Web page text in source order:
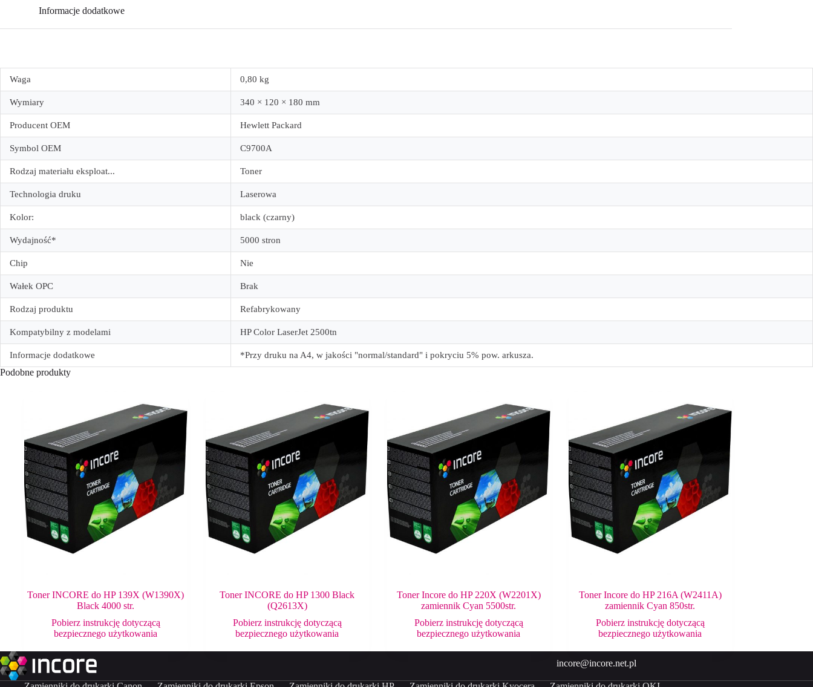
Informacje dodatkowe
Waga 0,80 kg
Wymiary 340 × 120 × 180 mm
Producent OEM Hewlett Packard
Symbol OEM C9700A
Rodzaj materiału eksploat... Toner
Technologia druku Laserowa
Kolor: black (czarny)
Wydajność* 5000 stron
Chip Nie
Wałek OPC Brak
Rodzaj produktu Refabrykowany
Kompatybilny z modelami HP Color LaserJet 2500tn
Informacje dodatkowe *Przy druku na A4, w jakości "normal/standard" i pokryciu 5% pow. arkusza.
Podobne produkty
Toner INCORE do HP 139X (W1390X)
Black 4000 str.
Pobierz instrukcję dotyczącą
bezpiecznego użytkowania
Toner INCORE do HP 1300 Black
(Q2613X)
Pobierz instrukcję dotyczącą
bezpiecznego użytkowania
Toner Incore do HP 220X (W2201X)
zamiennik Cyan 5500str.
Pobierz instrukcję dotyczącą
bezpiecznego użytkowania
Toner Incore do HP 216A (W2411A)
zamiennik Cyan 850str.
Pobierz instrukcję dotyczącą
bezpiecznego użytkowania
incore@incore.net.pl